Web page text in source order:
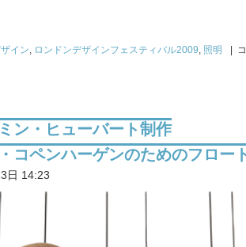
イン, ロンドンデザインフェスティバル2009, 照明 |
ン・ヒューバート制作
コペンハーゲンのためのフロー
日 14:23